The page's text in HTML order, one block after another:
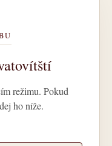
režimu. Pokud
ho níže.